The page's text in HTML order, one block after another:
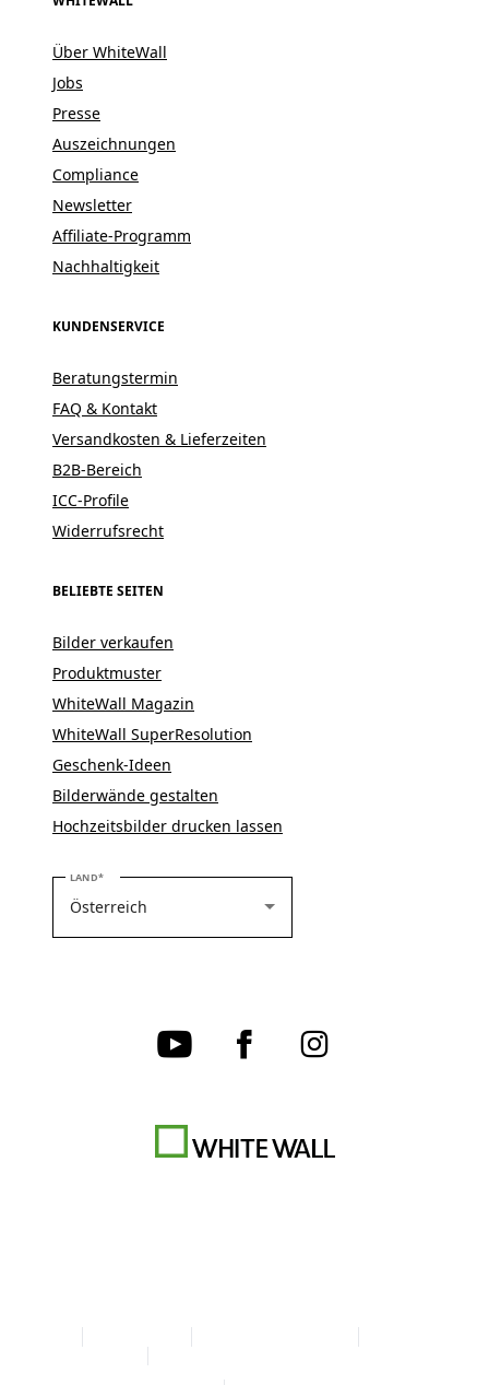
Über WhiteWall
Jobs
Presse
Auszeichnungen
Compliance
Newsletter
Affiliate-Programm
Nachhaltigkeit
KUNDENSERVICE
Beratungstermin
FAQ & Kontakt
Versandkosten & Lieferzeiten
B2B-Bereich
ICC-Profile
Widerrufsrecht
BELIEBTE SEITEN
Bilder verkaufen
Produktmuster
WhiteWall Magazin
WhiteWall SuperResolution
Geschenk-Ideen
Bilderwände gestalten
Hochzeitsbilder drucken lassen
LANDBITTE WÄHLEN SIE IHR LAND